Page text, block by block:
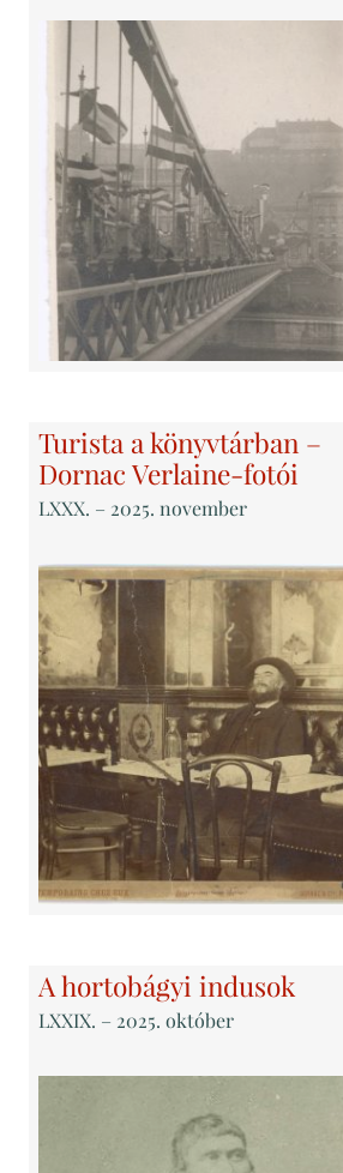
Turista a könyvtárban –
Dornac Verlaine-fotói
LXXX. – 2025. november
A hortobágyi indusok
LXXIX. – 2025. október